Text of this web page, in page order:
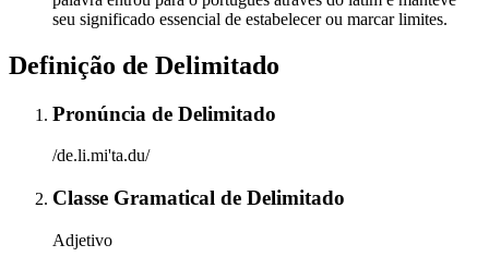
seu significado essencial de estabelecer ou marcar limites.
Definição de Delimitado
Pronúncia de Delimitado
/de.li.mi'ta.du/
Classe Gramatical de Delimitado
Adjetivo